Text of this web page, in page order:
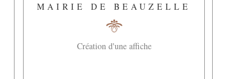
MAIRIE DE BEAUZELLE
Création d'une affiche